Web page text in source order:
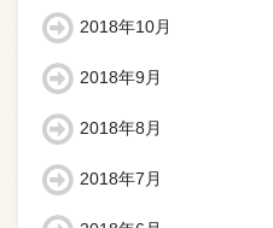
2018年10月
2018年9月
2018年8月
2018年7月